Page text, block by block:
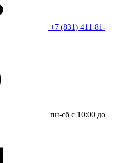
+7 (831) 411-81-
пн-сб с 10:00 до